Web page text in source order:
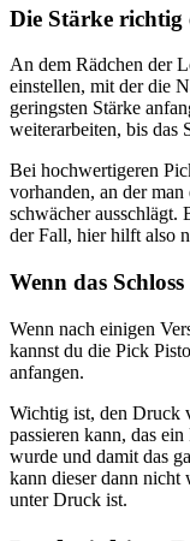
Die Stärke richtig
An dem Rädchen der
einstellen, mit der die
geringsten Stärke
weiterarbeiten, bis das
Bei hochwertigeren
vorhanden, an der
schwächer ausschlägt.
der Fall, hier hilft also
Wenn das
Wenn nach einigen
kannst du die Pick
anfangen.
Wichtig ist, den Druck
passieren kann, das
wurde und damit das
kann dieser dann nicht
unter Druck ist.